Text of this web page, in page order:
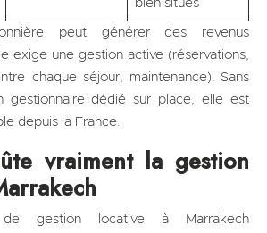
bien situés
peut générer des revenus
exige une gestion active (réservations,
chaque séjour, maintenance). Sans
gestionnaire dédié sur place, elle est
depuis la France.
vraiment la gestion
de gestion locative à Marrakech